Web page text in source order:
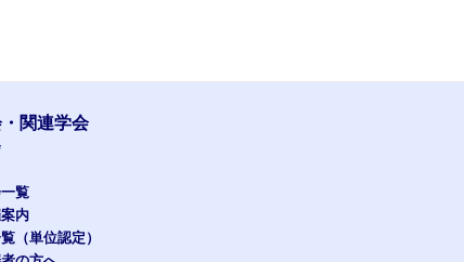
関連学会
覧
内
（単位認定）